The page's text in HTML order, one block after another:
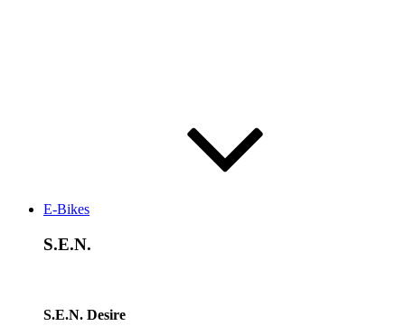
E-Bikes
S.E.N.
S.E.N. Desire